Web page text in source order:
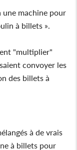
une machine pour
à billets ».
"multiplier"
convoyer les
des billets à
à de vrais
à billets pour